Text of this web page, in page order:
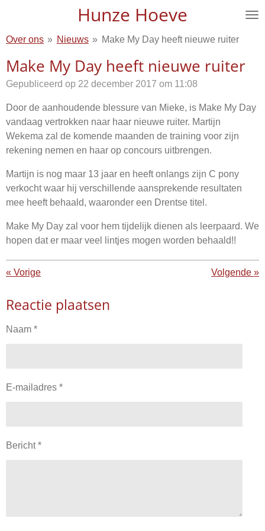
naar
hoofdinhoud
Hunze Hoeve
Over ons » Nieuws » Make My Day heeft nieuwe ruiter
Make My Day heeft nieuwe ruiter
Gepubliceerd op 22 december 2017 om 11:08
Door de aanhoudende blessure van Mieke, is Make My Day
vandaag vertrokken naar haar nieuwe ruiter. Martijn
Wekema zal de komende maanden de training voor zijn
rekening nemen en haar op concours uitbrengen.
Martijn is nog maar 13 jaar en heeft onlangs zijn C pony
verkocht waar hij verschillende aansprekende resultaten
mee heeft behaald, waaronder een Drentse titel.
Make My Day zal voor hem tijdelijk dienen als leerpaard. We
hopen dat er maar veel lintjes mogen worden behaald!!
« Vorige Volgende »
Reactie plaatsen
Naam *
E-mailadres *
Bericht *